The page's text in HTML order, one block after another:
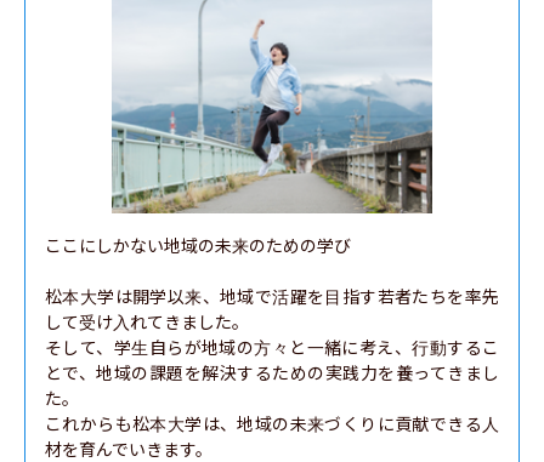
ここにしかない地域の未来のための学び
松本大学は開学以来、地域で活躍を目指す若者たちを率先
して受け入れてきました。
そして、学生自らが地域の方々と一緒に考え、行動するこ
とで、地域の課題を解決するための実践力を養ってきまし
た。
これからも松本大学は、地域の未来づくりに貢献できる人
材を育んでいきます。